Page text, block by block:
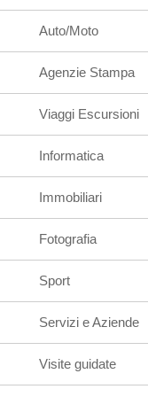
Auto/Moto
Agenzie Stampa
Viaggi Escursioni
Informatica
Immobiliari
Fotografia
Sport
Servizi e Aziende
Visite guidate